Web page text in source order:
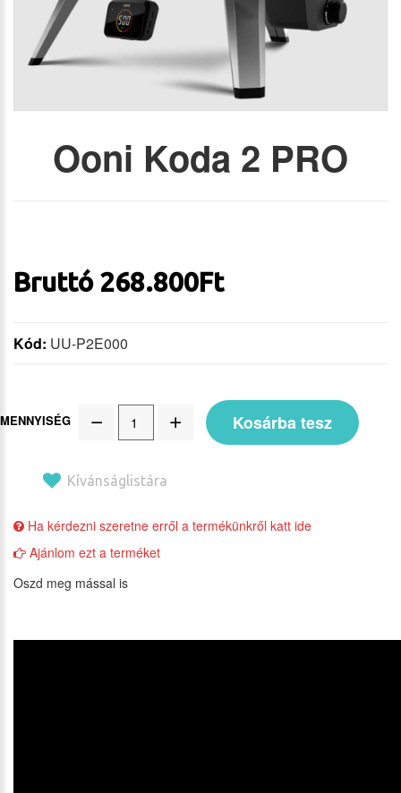
Ooni Koda 2 PRO
Bruttó 268.800Ft
Kód: UU-P2E000
MENNYISÉG Kosárba tesz
Kívánságlistára
Ha kérdezni szeretne erről a termékünkről katt ide
Ajánlom ezt a terméket
Oszd meg mással is